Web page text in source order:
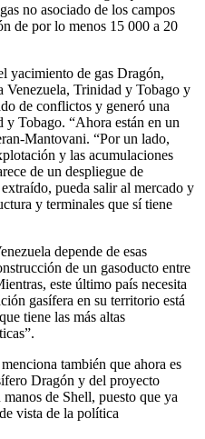
no asociado de los campos
de por lo menos 15 000 a 20
yacimiento de gas Dragón,
Venezuela, Trinidad y Tobago y
de conflictos y generó una
y Tobago. “Ahora están en un
Mantovani. “Por un lado,
y las acumulaciones
de un despliegue de
pueda salir al mercado y
y terminales que sí tiene
depende de esas
de un gasoducto entre
este último país necesita
gasífera en su territorio está
tiene las más altas
también que ahora es
Dragón y del proyecto
de Shell, puesto que ya
vista de la política